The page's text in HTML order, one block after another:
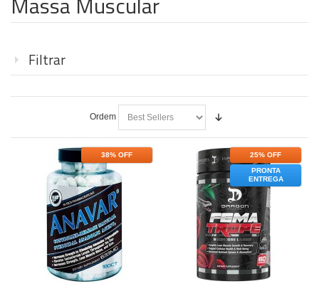
Filtrar
Ordem
38% OFF
25% OFF
PRONTA
ENTREGA